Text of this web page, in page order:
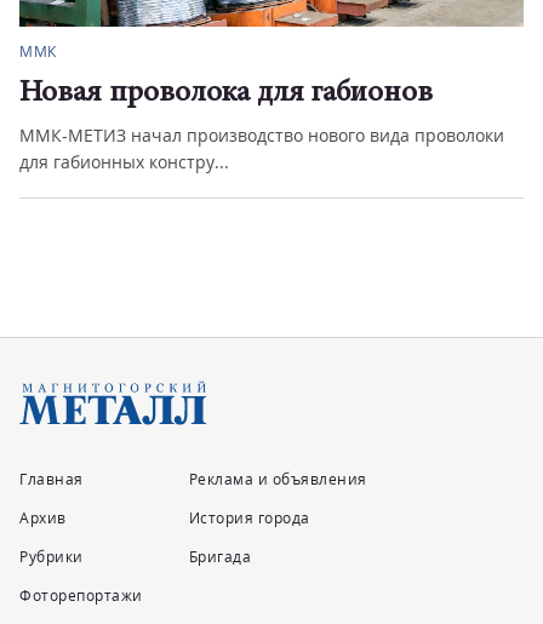
ММК
Новая проволока для габионов
ММК-МЕТИЗ начал производство нового вида проволоки
для габионных констру...
Главная
Архив
Рубрики
Фоторепортажи
Реклама и объявления
История города
Бригада